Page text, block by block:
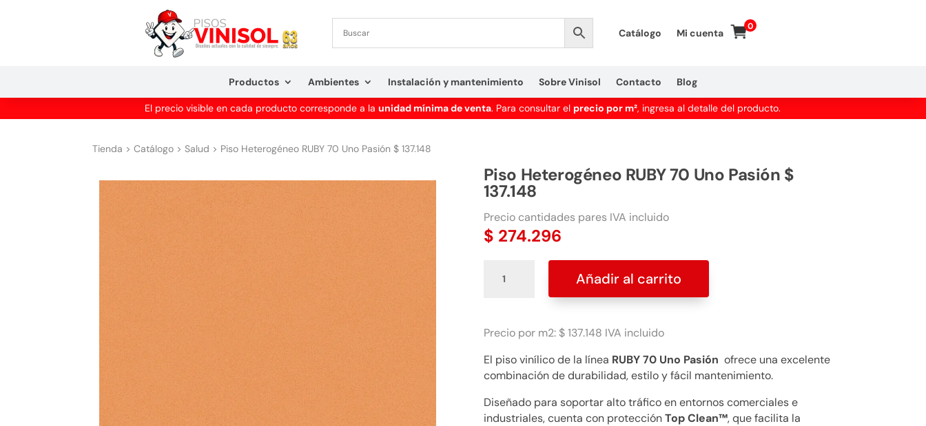
Catálogo Mi cuenta
0
Productos Ambientes Instalación y mantenimiento Sobre Vinisol Contacto Blog
El precio visible en cada producto corresponde a launidad mínima de venta. Para consultar el precio por m², ingresa al detalle del producto.
Tienda >Catálogo >Salud > Piso Heterogéneo RUBY 70 Uno Pasión $ 137.148
Piso Heterogéneo RUBY 70 Uno Pasión $
137.148
Precio cantidades pares IVA incluido
$ 274.296
Heterogéneo
Uno
$
137.148
Añadir al carrito
Precio por m2: $ 137.148 IVA incluido
El piso vinílico de la línea RUBY 70 Uno Pasión ofrece una excelente
combinación de durabilidad, estilo y fácil mantenimiento.
Diseñado para soportar alto tráfico en entornos comerciales e
industriales, cuenta con protecciónTop Clean™, que facilita la